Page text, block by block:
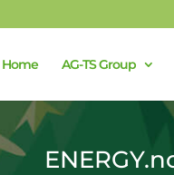
Home AG-TS Group